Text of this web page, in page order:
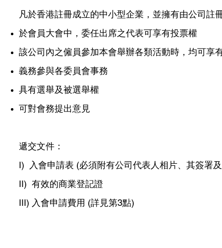
凡於香港註冊成立的中小型企業，並擁有由公司
於會員大會中，委任出席之代表可享有投票權
該公司內之僱員參加本會舉辦各類活動時，均可享
義務參與各委員會事務
具有選舉及被選舉權
可對會務提出意見
遞交文件：
I) 入會申請表 (必須附有公司代表人相片、其簽署
II) 有效的商業登記證
III) 入會申請費用 (詳見第3點)